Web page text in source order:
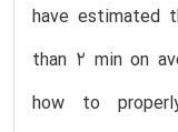
have estimated
than 2 min on
how to